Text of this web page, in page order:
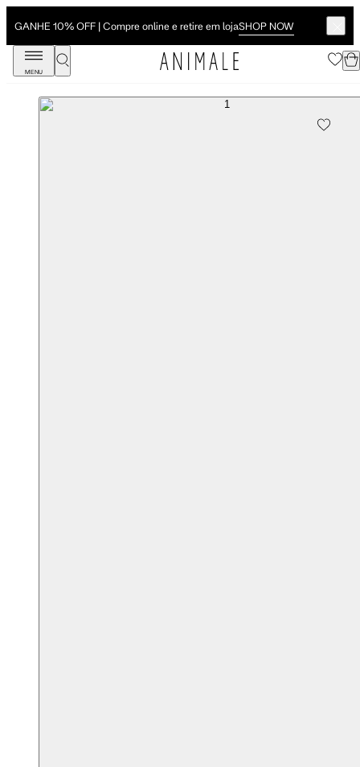
GANHE 10% OFF | Compre online e retire em lojaSHOP NOW
MENU